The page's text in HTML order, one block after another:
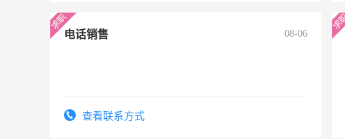
电话销售 08-06
查看联系方式